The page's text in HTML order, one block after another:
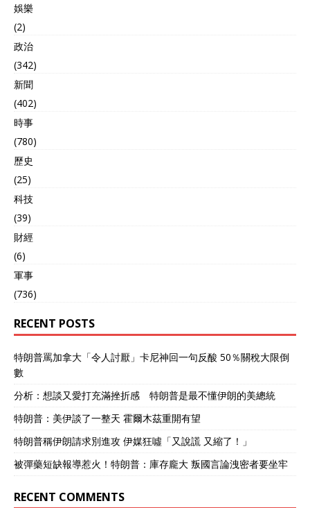
娛樂
(2)
政治
(342)
新聞
(402)
時事
(780)
歷史
(25)
科技
(39)
財經
(6)
軍事
(736)
RECENT POSTS
特朗普罵加拿大「令人討厭」卡尼神回一句反酸 50％關稅大限倒
數
分析：想談又愛打充滿挫折感 特朗普是最不懂伊朗的美總統
特朗普：美伊談了一整天 霍爾木茲重開有望
特朗普稱伊朗請求別進攻 伊媒狂噓「又說謊 又縮了！」
被彈藥短缺報導惹火！特朗普：庫存龐大 叛國言論洩密者要坐牢
RECENT COMMENTS